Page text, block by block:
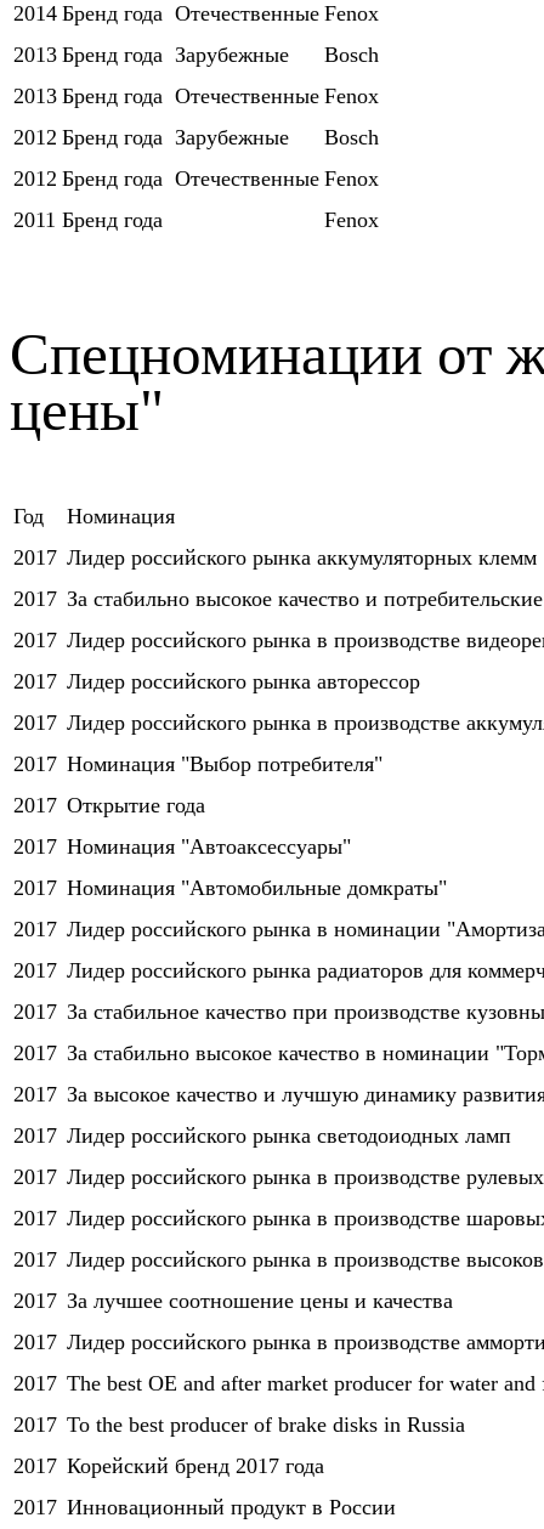
2014 Бренд года Отечественные Fenox
2013 Бренд года Зарубежные
Bosch
2013 Бренд года Отечественные Fenox
2012 Бренд года Зарубежные
Bosch
2012 Бренд года Отечественные Fenox
2011 Бренд года Fenox
Спецноминации от
цены"
Год
Номинация
2017 Лидер российского рынка аккумуляторных клемм
2017 За стабильно высокое качество и
2017 Лидер российского рынка в производстве
2017 Лидер российского рынка авторессор
2017 Лидер российского рынка в производстве
2017 Номинация "Выбор потребителя"
2017 Открытие года
2017 Номинация "Автоаксессуары"
2017 Номинация "Автомобильные домкраты"
2017 Лидер российского рынка в номинации
2017 Лидер российского рынка радиаторов для
2017 За стабильное качество при производстве
2017 За стабильно высокое качество в номинации
2017 За высокое качество и лучшую динамику
2017 Лидер российского рынка светодоиодных ламп
2017 Лидер российского рынка в производстве
2017 Лидер российского рынка в производстве
2017 Лидер российского рынка в производстве
2017 За лучшее соотношение цены и качества
2017 Лидер российского рынка в производстве
2017 The best OE and after market producer for water
2017 To the best producer of brake disks in Russia
2017 Корейский бренд 2017 года
2017 Инновационный продукт в России